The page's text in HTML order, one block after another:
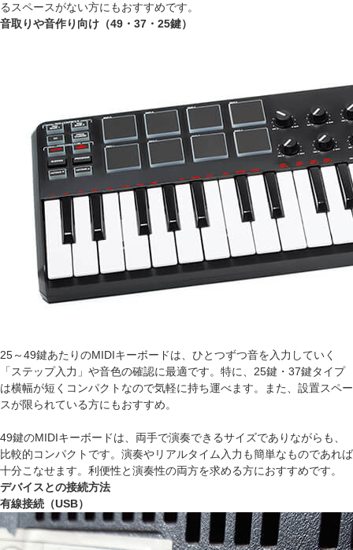
るスペースがない方にもおすすめです。
音取りや音作り向け（49・37・25鍵）
25～49鍵あたりのMIDIキーボードは、ひとつずつ音を入力していく
「ステップ入力」や音色の確認に最適です。特に、25鍵・37鍵タイプ
は横幅が短くコンパクトなので気軽に持ち運べます。また、設置スペー
スが限られている方にもおすすめ。
49鍵のMIDIキーボードは、両手で演奏できるサイズでありながらも、
比較的コンパクトです。演奏やリアルタイム入力も簡単なものであれば
十分こなせます。利便性と演奏性の両方を求める方におすすめです。
デバイスとの接続方法
有線接続（USB）